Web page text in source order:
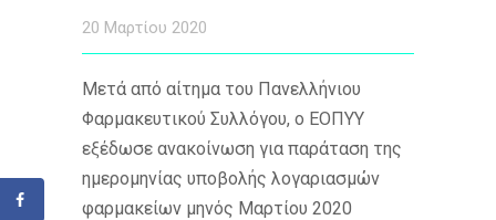
20 Μαρτίου 2020
Μετά από αίτημα του Πανελλήνιου
Φαρμακευτικού Συλλόγου, ο ΕΟΠΥΥ
εξέδωσε ανακοίνωση για παράταση της
ημερομηνίας υποβολής λογαριασμών
φαρμακείων μηνός Μαρτίου 2020